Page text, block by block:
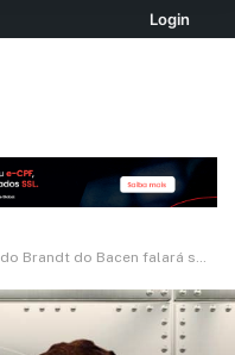
Login
falará sobre PIX e Open Finance no Congresso Autocom